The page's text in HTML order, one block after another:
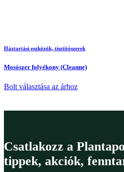
Háztartási eszközök, tisztítószerek
Mosószer folyékony (Cleanne)
Bolt választása az árhoz
Csatlakozz a
tippek, akciók,